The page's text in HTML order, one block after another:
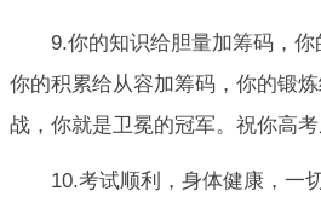
9.你的知识给胆量加筹码，你
你的积累给从容加筹码，你的锻
战，你就是卫冕的冠军。祝你高考
10.考试顺利，身体健康，一